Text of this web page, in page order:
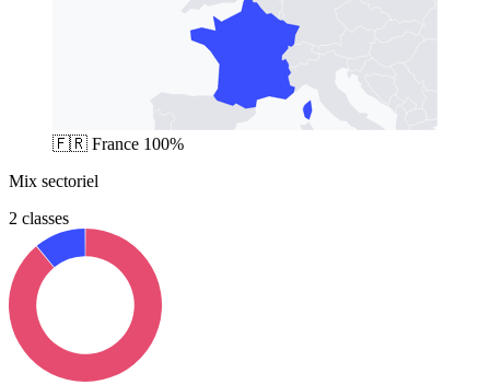
🇫🇷 France 100%
Mix sectoriel
2 classes